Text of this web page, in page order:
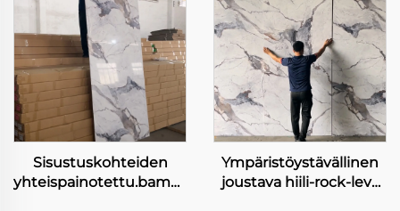
Sisustuskohteiden
yhteispainotettu.bambooteräkangas
Ympäristöystävällinen
joustava hiili-rock-levy